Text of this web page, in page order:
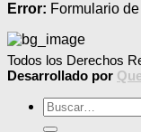
Error: Formulario
Todos los Derechos
Desarrollado por
Buscar
por: